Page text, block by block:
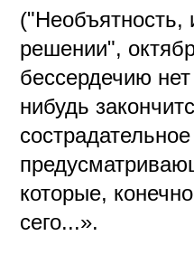
("Необъятность,
решении",
бессердечию
нибудь
которые,
сего...».